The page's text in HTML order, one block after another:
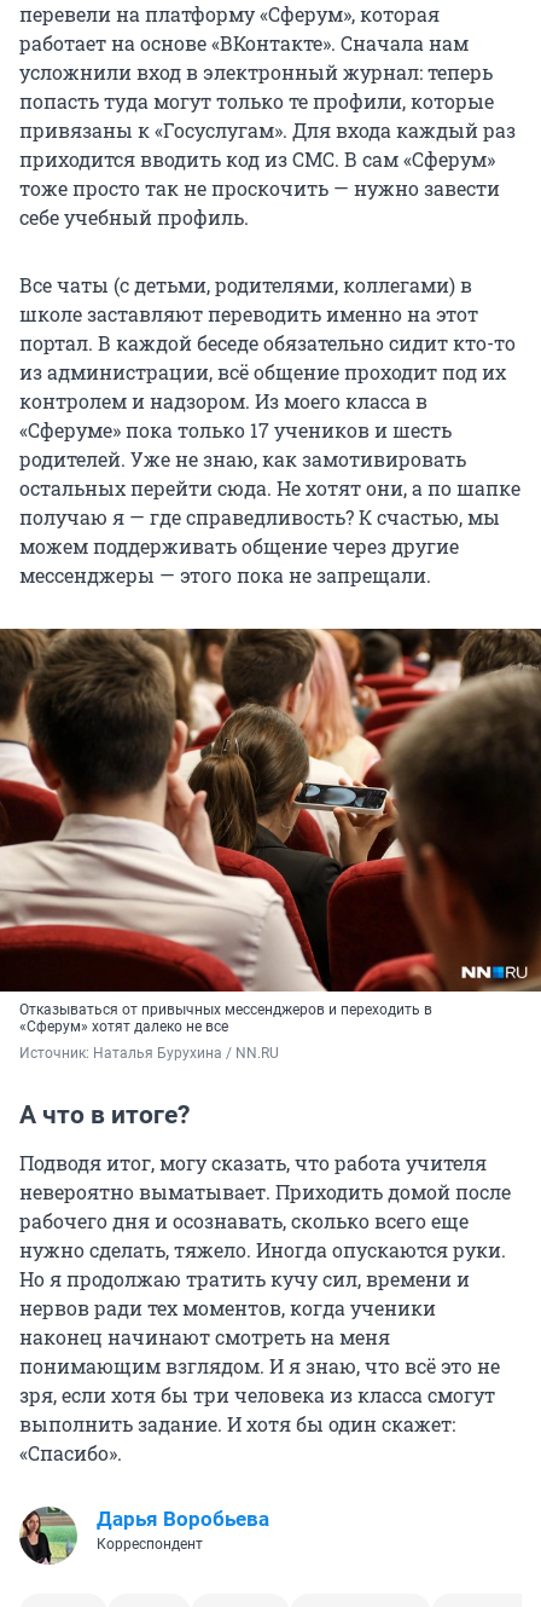
перевели на платформу «Сферум», которая
работает на основе «ВКонтакте». Сначала нам
усложнили вход в электронный журнал: теперь
попасть туда могут только те профили, которые
привязаны к «Госуслугам». Для входа каждый раз
приходится вводить код из СМС. В сам «Сферум»
тоже просто так не проскочить — нужно завести
себе учебный профиль.
Все чаты (с детьми, родителями, коллегами) в
школе заставляют переводить именно на этот
портал. В каждой беседе обязательно сидит кто-то
из администрации, всё общение проходит под их
контролем и надзором. Из моего класса в
«Сферуме» пока только 17 ученикови шесть
родителей. Уже не знаю, как замотивировать
остальных перейти сюда. Не хотят они, а по шапке
получаю я — где справедливость? К счастью, мы
можем поддерживать общение через другие
мессенджеры — этого пока не запрещали.
Отказываться от привычных мессенджеров и переходить в
«Сферум» хотят далеко не все
Источник: Наталья Бурухина / NN.RU
А что в итоге?
Подводя итог, могу сказать, что работа учителя
невероятно выматывает. Приходить домой после
рабочего дня и осознавать, сколько всего еще
нужно сделать, тяжело. Иногда опускаются руки.
Но я продолжаю тратить кучу сил, времени и
нервов ради тех моментов, когда ученики
наконец начинают смотреть на меня
понимающим взглядом. И я знаю, что всё это не
зря, если хотя бы три человека из класса смогут
выполнить задание. И хотя бы один скажет:
«Спасибо».
Дарья Воробьева
Корреспондент